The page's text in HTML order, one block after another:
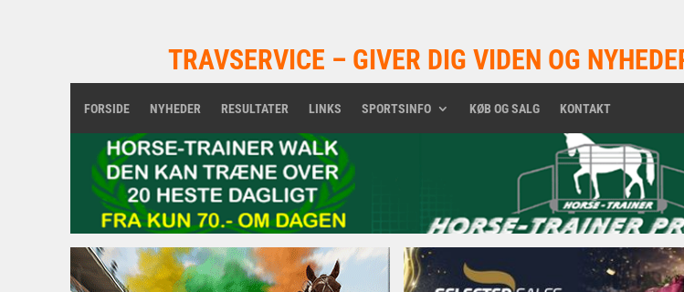
TRAVSERVICE – GIVER DIG VIDEN OG
FORSIDE NYHEDER RESULTATER LINKS SPORTSINFO KØB OG SALG KONTAKT